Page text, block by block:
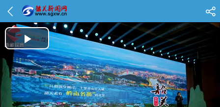
Play Video